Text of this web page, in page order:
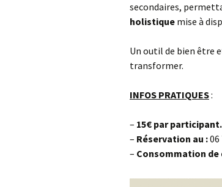
secondaires,
holistique mise à
Un outil de bien être
transformer.
INFOS PRATIQUES:
– 15€ par
– Réservation au :06
– Consommation